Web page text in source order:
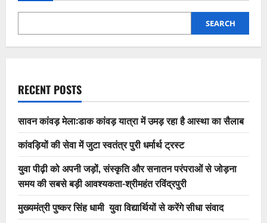
SEARCH
RECENT POSTS
सावन कांवड़ मेला:डाक कांवड़ यात्रा में उमड़ रहा है आस्था का सैलाब
कांवड़ियों की सेवा में जुटा स्वतंत्र पुरी धर्मार्थ ट्रस्ट
युवा पीढ़ी को अपनी जड़ों, संस्कृति और सनातन परंपराओं से जोड़ना
समय की सबसे बड़ी आवश्यकता-श्रीमहंत रविंद्रपुरी
मुख्यमंत्री पुष्कर सिंह धामी युवा विद्यार्थियों से करेंगे सीधा संवाद